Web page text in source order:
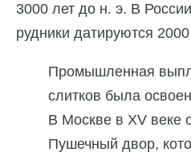
3000 лет до н. э. В
рудники датируются
Промышленная
слитков была
В Москве в XV веке
Пушечный двор,